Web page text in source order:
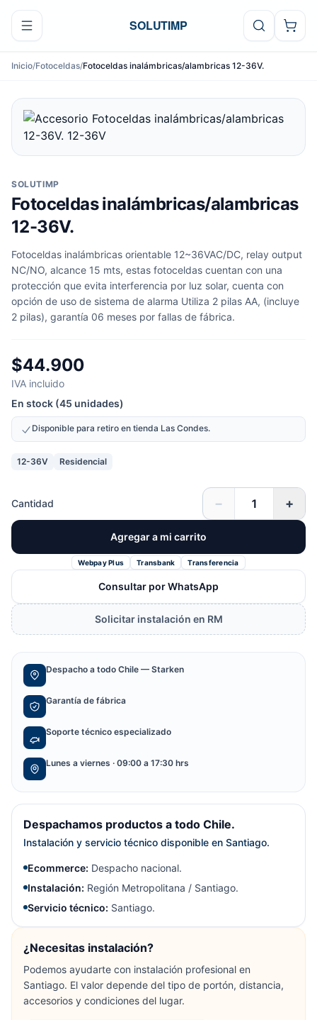
Ir al contenido
SOLUTIMP
Inicio/Fotoceldas/Fotoceldas inalámbricas/alambricas 12-36V.
SOLUTIMP
Fotoceldas inalámbricas/alambricas
12-36V.
Fotoceldas inalámbricas orientable 12~36VAC/DC, relay output
NC/NO, alcance 15 mts, estas fotoceldas cuentan con una
protección que evita interferencia por luz solar, cuenta con
opción de uso de sistema de alarma Utiliza 2 pilas AA, (incluye
2 pilas), garantía 06 meses por fallas de fábrica.
$44.900
IVA incluido
En stock (45 unidades)
Disponible para retiro en tienda Las Condes.
12-36V Residencial
Cantidad − +
Agregar a mi carrito
Webpay Plus Transbank Transferencia
Consultar por WhatsApp
Solicitar instalación en RM
Despacho a todo Chile — Starken
Garantía de fábrica
Soporte técnico especializado
Lunes a viernes · 09:00 a 17:30 hrs
Despachamos productos a todo Chile.
Instalación y servicio técnico disponible en Santiago.
Ecommerce: Despacho nacional.
Instalación: Región Metropolitana / Santiago.
Servicio técnico: Santiago.
¿Necesitas instalación?
Podemos ayudarte con instalación profesional en
Santiago. El valor depende del tipo de portón, distancia,
accesorios y condiciones del lugar.